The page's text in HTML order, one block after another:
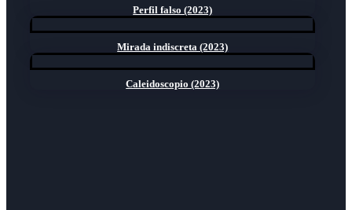
Perfil falso (2023)
Mirada indiscreta (2023)
Caleidoscopio (2023)